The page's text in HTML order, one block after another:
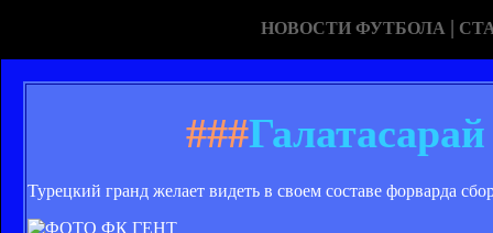
НОВОСТИ ФУТБОЛА |
###
Турецкий гранд желает видеть в своем составе форварда